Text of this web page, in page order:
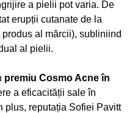
a pielii pot varia. De
erupții cutanate de la
al mărcii), subliniind
al pielii.
premiu Cosmo Acne în
a eficacității sale în
plus, reputația Sofiei Pavitt